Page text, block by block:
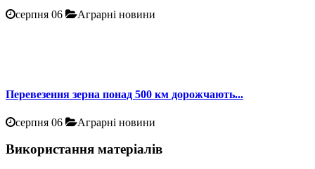
серпня 06 Аграрні новини
Перевезення зерна понад 500 км дорожчають...
серпня 06 Аграрні новини
Використання матеріалів